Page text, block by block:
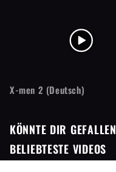
X-men 2 (Deutsch)
KÖNNTE DIR GEFALLEN
BELIEBTESTE VIDEOS